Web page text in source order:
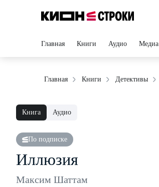
Главная Книги Аудио Медиа
Главная Книги Детективы
Книга Аудио
По подписке
Иллюзия
Максим Шаттам